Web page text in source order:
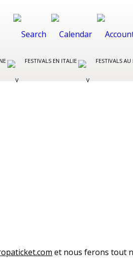
FESTIVALS EN ITALIE FESTIVALS
et nous ferons tout